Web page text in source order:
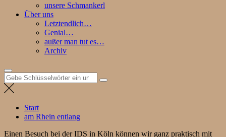
unsere Schmankerl
Über uns
Letztendlich…
Genial…
außer man tut es…
Archiv
Suchen
nach:
Start
am Rhein entlang
Einen Besuch bei der IDS in Köln können wir ganz praktisch mit